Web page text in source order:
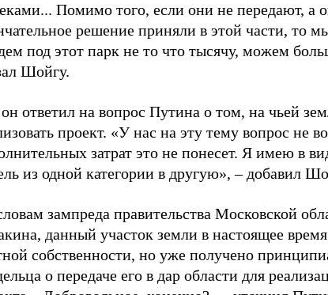
Помимо того, если они не передают, а
решение приняли в этой части, то
под этот парк не то что тысячу, можем
Шойгу.
ответил на вопрос Путина о том, на чьей
проект. «У нас на эту тему вопрос не
затрат это не понесет. Я имею в
из одной категории в другую», – добавил
зампреда правительства Московской
данный участок земли в настоящее
собственности, но уже получено
о передаче его в дар области для